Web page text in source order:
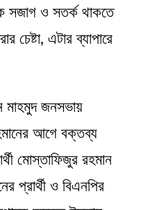
সজাগ ও সতর্ক থাকতে
চেষ্টা, এটার ব্যাপারে
মাহমুদ জনসভায়
আগে বক্তব্য
মোস্তাফিজুর রহমান
প্রার্থী ও বিএনপির